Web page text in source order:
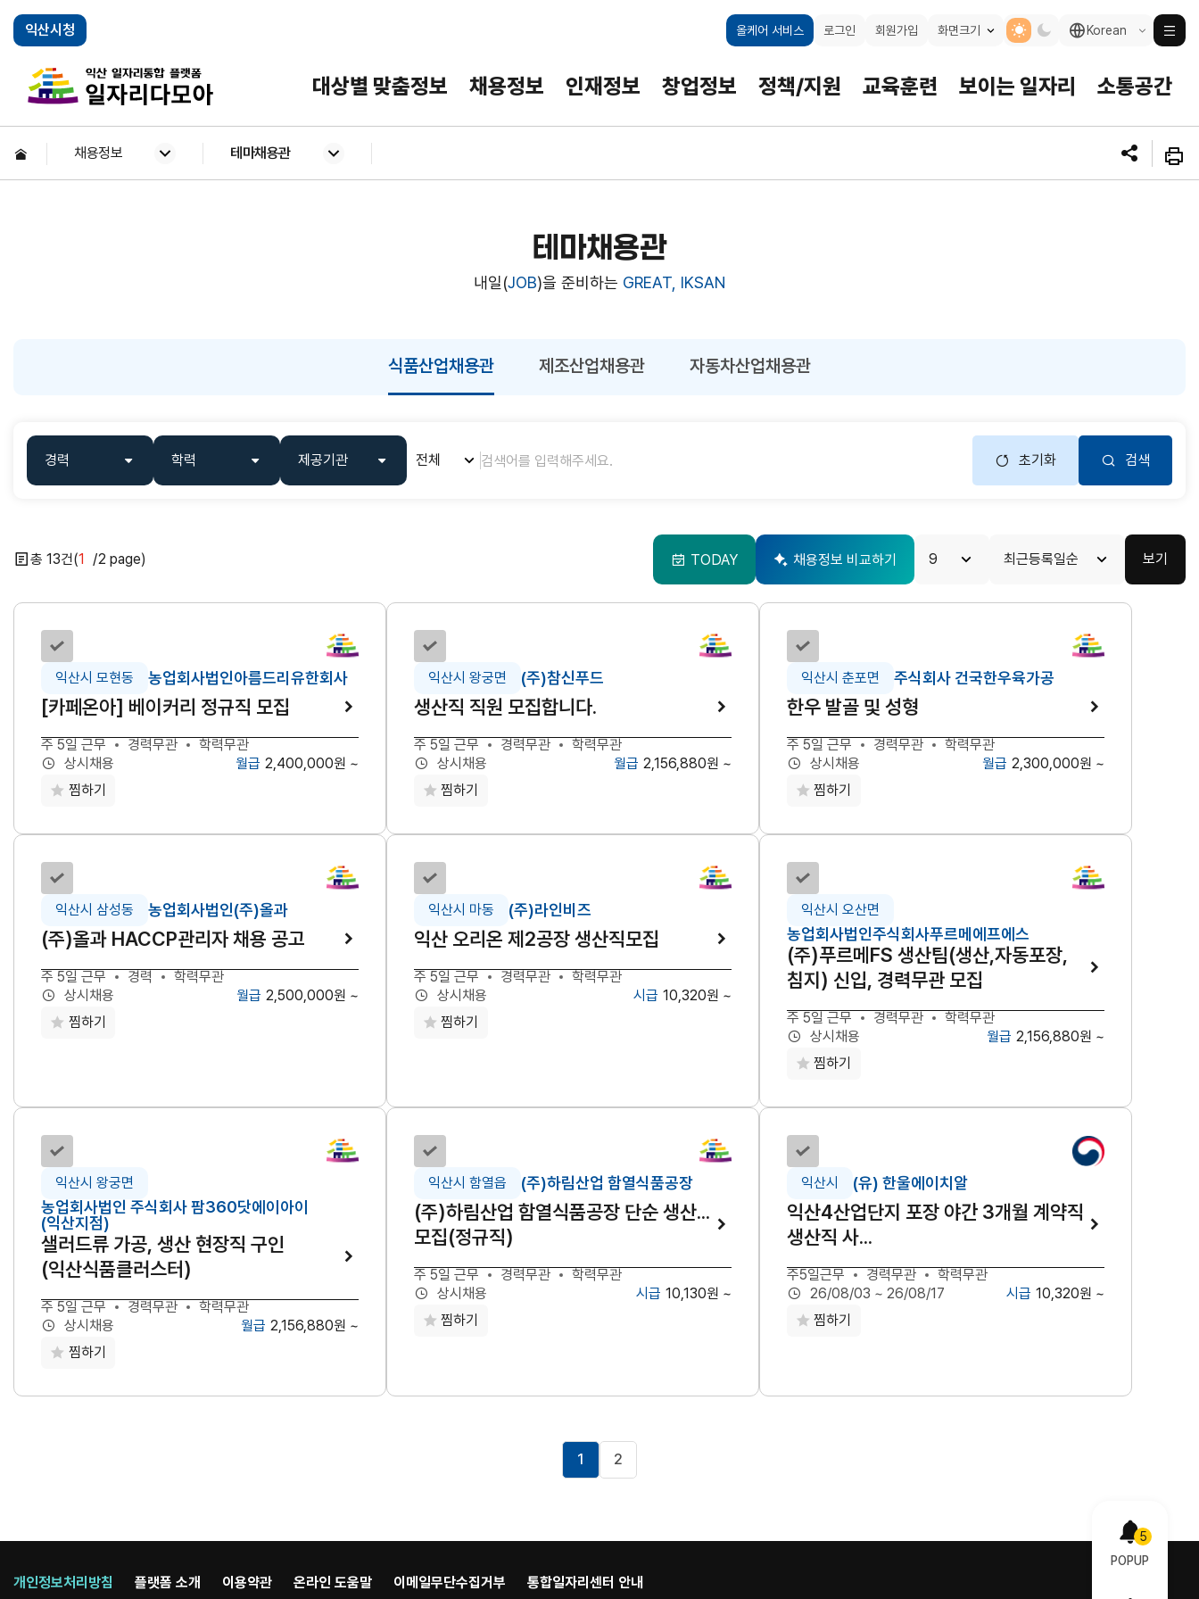
익산시청 올케어 서비스 로그인 회원가입 화면크기 고대비모드
Light mode
Dark mode
Korean 사이
익산일자리통합플랫폼 대상별 맞춤정보 채용정보
일자리 찾기 구직 신청
인재정보
인재 찾기 구인 신청
창업정보
창업정책 공고(익산시) 창업기업 지원사업
정책/지원
정책/지원사업 공고 일자리 통계/동향
교육훈련
교육 프로그램 새일e직업 훈련과정
보이는 일자리
일자리 지도 기업소개
소통공간
공지사항 종합상담
채용정보
테마채용관
SNS
인쇄
테마채용관
내일(JOB)을 준비하는 GREAT, IKSAN
식품산업채용관 제조산업채용관 자동차산업채용관
맞춤별
경력 학력 제공기관 초기화 검색
13 1 2 TODAY 채용정보 비교하기 보기
선택하기
익산시 모현동
농업회사법인아름드리유한회사
[카페온아] 베이커리 정규직 모집
주 5일 근무 경력무관
학력무관
상시채용
2,400,000원 ~
찜하기
선택하기
익산시 왕궁면
(주)참신푸드
생산직 직원 모집합니다.
주 5일 근무 경력무관
학력무관
상시채용
2,156,880원 ~
찜하기
선택하기
익산시 춘포면
주식회사 건국한우육가공
한우 발골 및 성형
주 5일 근무 경력무관
학력무관
상시채용
2,300,000원 ~
찜하기
선택하기
익산시 삼성동
농업회사법인(주)올과
(주)올과 HACCP관리자 채용 공고
주 5일 근무 경력
학력무관
상시채용
2,500,000원 ~
찜하기
선택하기
익산시 마동
(주)라인비즈
익산 오리온 제2공장 생산직모집
주 5일 근무 경력무관
학력무관
상시채용
10,320원 ~
찜하기
선택하기
익산시 오산면
농업회사법인주식회사푸르메에프에스
(주)푸르메FS 생산팀(생산,자동포장,
침지) 신입, 경력무관 모집
주 5일 근무 경력무관
학력무관
상시채용
2,156,880원 ~
찜하기
선택하기
익산시 왕궁면
농업회사법인 주식회사 팜360닷에이아이
(익산지점)
샐러드류 가공, 생산 현장직 구인
(익산식품클러스터)
주 5일 근무 경력무관
학력무관
상시채용
2,156,880원 ~
찜하기
선택하기
익산시 함열읍
(주)하림산업 함열식품공장
(주)하림산업 함열식품공장 단순 생산직
모집(정규직)
주 5일 근무 경력무관
학력무관
상시채용
10,130원 ~
찜하기
선택하기
익산시
(유) 한울에이치알
익산4산업단지 포장 야간 3개월 계약직
생산직 사...
주5일근무 경력무관
학력무관
26/08/03 ~ 26/08/17
10,320원 ~
찜하기
1 2
개인정보처리방침 플랫폼 소개 이용약관 온라인 도움말 이메일무단수집거부 통합일자리센터 안내
POPUP
5